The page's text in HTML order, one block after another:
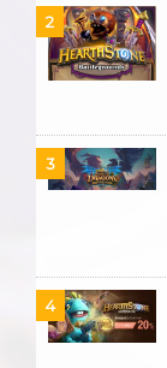
2
3
4